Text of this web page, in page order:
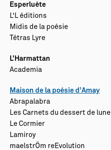
Esperluète
L’L éditions
Midis de la poésie
Tétras Lyre
L’Harmattan
Academia
Maison de la poésie d’Amay
Abrapalabra
Les Carnets du dessert de lune
Le Cormier
Lamiroy
maelstrÖm reEvolution